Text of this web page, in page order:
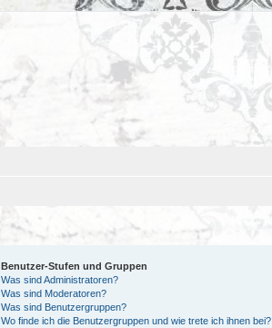
Benutzer-Stufen und Gruppen
Was sind Administratoren?
Was sind Moderatoren?
Was sind Benutzergruppen?
Wo finde ich die Benutzergruppen und wie trete ich ihnen bei?